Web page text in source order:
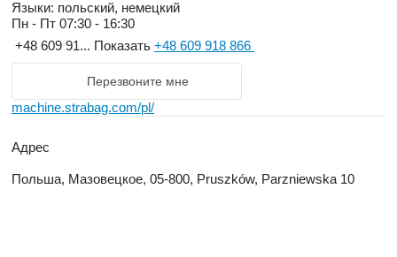
Языки: польский, немецкий
Пн - Пт 07:30 - 16:30
+48 609 91... Показать +48 609 918 866
Перезвоните мне
machine.strabag.com/pl/
Адрес
Польша, Мазовецкое, 05-800, Pruszków, Parzniewska 10